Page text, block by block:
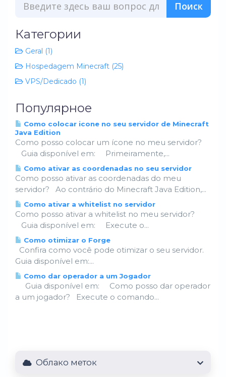
Категории
Geral (1)
Hospedagem Minecraft (25)
VPS/Dedicado (1)
Популярное
Como colocar icone no seu servidor de Minecraft
Java Edition
Como posso colocar um ícone no meu servidor?
Guia disponível em: Primeiramente,...
Como ativar as coordenadas no seu servidor
Como posso ativar as coordenadas do meu
servidor? Ao contrário do Minecraft Java Edition,...
Como ativar a whitelist no servidor
Como posso ativar a whitelist no meu servidor?
Guia disponível em: Execute o...
Como otimizar o Forge
Confira como você pode otimizar o seu servidor.
Guia disponível em:...
Como dar operador a um Jogador
Guia disponível em: Como posso dar operador
a um jogador? Execute o comando...
Облако меток